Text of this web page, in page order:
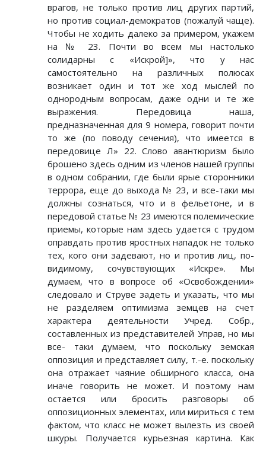
врагов, не только против лиц других партий,
но против социал-демократов (пожалуй чаще).
Чтобы не ходить далеко за примером, укажем
на № 23. Почти во всем мы настолько
солидарны с «Искрой]», что у нас
самостоятельно на различных полюсах
возникает один и тот же ход мыслей по
однородным вопросам, даже одни и те же
выражения. Передовица наша,
предназначенная для 9 номера, говорит почти
то же (по поводу сечения), что имеется в
передовице Л» 22. Слово авантюризм было
брошено здесь одним из членов нашей группы
в одном собрании, где были ярые сторонники
террора, еще до выхода № 23, и все-таки мы
должны сознаться, что и в фельетоне, и в
передовой статье № 23 имеются полемические
приемы, которые нам здесь удается с трудом
оправдать против яростных нападок не только
тех, кого они задевают, но и против лиц, по-
видимому, сочувствующих «Искре». Мы
думаем, что в вопросе об «Освобождении»
следовало и Струве задеть и указать, что мы
не разделяем оптимизма земцев на счет
характера деятельности Учред. Собр.,
составленных из представителей Управ, но мы
все- таки думаем, что поскольку земская
оппозиция и представляет силу, т.-е. поскольку
она отражает чаяние обширного класса, она
иначе говорить не может. И поэтому нам
остается или бросить разговоры об
оппозиционных элементах, или мириться с тем
фактом, что класс не может вылезть из своей
шкуры. Получается курьезная картина. Как